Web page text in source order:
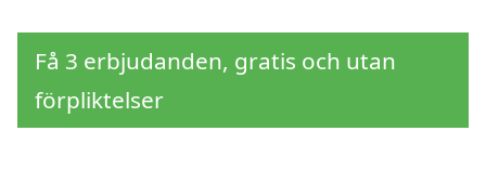
Få 3 erbjudanden, gratis och utan
förpliktelser